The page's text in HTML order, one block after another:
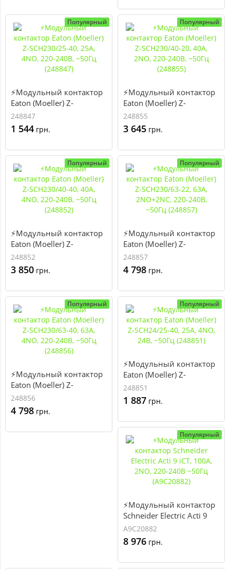
Популярный
⚡Модульный контактор
Eaton (Moeller) Z-
SCH230/25-40, 25А, 4NO,
220-240В, ~50Гц (248847)
248847
1 544 грн.
Популярный
⚡Модульный контактор
Eaton (Moeller) Z-
SCH230/40-20, 40А, 2NO,
220-240В, ~50Гц (248855)
248855
3 645 грн.
Популярный
⚡Модульный контактор
Eaton (Moeller) Z-
SCH230/40-40, 40А, 4NO,
220-240В, ~50Гц (248852)
248852
3 850 грн.
Популярный
⚡Модульный контактор
Eaton (Moeller) Z-
SCH230/63-22, 63А,
2NO+2NC, 220-240В,
~50Гц (248857)
248857
4 798 грн.
Популярный
⚡Модульный контактор
Eaton (Moeller) Z-
SCH230/63-40, 63А, 4NO,
220-240В, ~50Гц (248856)
248856
4 798 грн.
Популярный
⚡Модульный контактор
Eaton (Moeller) Z-
SCH24/25-40, 25А, 4NO,
24В, ~50Гц (248851)
248851
1 887 грн.
Популярный
⚡Модульный контактор
Schneider Electric Acti 9
iCT, 100А, 2NO, 220-240В
~50Гц (А9С20882)
A9C20882
8 976 грн.